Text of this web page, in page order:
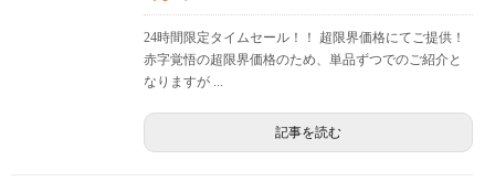
24時間限定タイムセール！！ 超限界価格にてご提供！
赤字覚悟の超限界価格のため、単品ずつでのご紹介と
なりますが ...
記事を読む